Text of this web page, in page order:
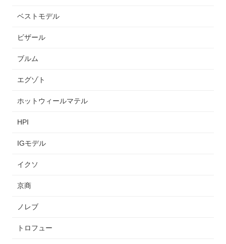
ベストモデル
ビザール
ブルム
エグゾト
ホットウィールマテル
HPI
IGモデル
イクソ
京商
ノレブ
トロフュー